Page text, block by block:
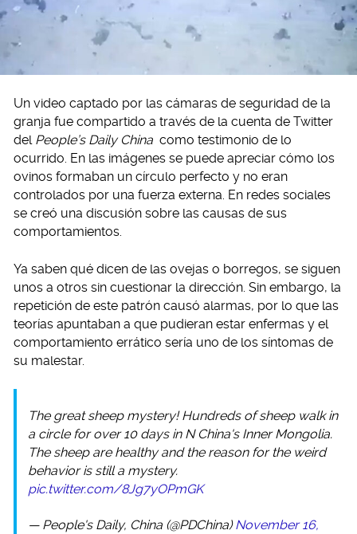
Un video captado por las cámaras de seguridad de la
granja fue compartido a través de la cuenta de Twitter
del People’s Daily China como testimonio de lo
ocurrido. En las imágenes se puede apreciar cómo los
ovinos formaban un círculo perfecto y no eran
controlados por una fuerza externa. En redes sociales
se creó una discusión sobre las causas de sus
comportamientos.
Ya saben qué dicen de las ovejas o borregos, se siguen
unos a otros sin cuestionar la dirección. Sin embargo, la
repetición de este patrón causó alarmas, por lo que las
teorías apuntaban a que pudieran estar enfermas y el
comportamiento errático sería uno de los síntomas de
su malestar.
The great sheep mystery! Hundreds of sheep walk in
a circle for over 10 days in N China's Inner Mongolia.
The sheep are healthy and the reason for the weird
behavior is still a mystery.
pic.twitter.com/8Jg7yOPmGK
— People's Daily, China (@PDChina)November 16,